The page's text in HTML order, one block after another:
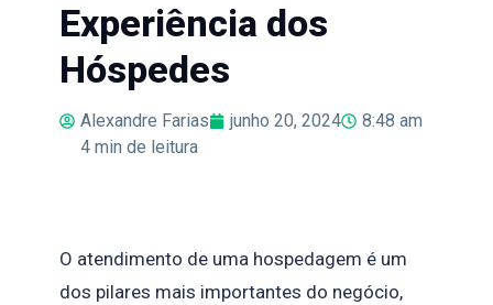
Experiência dos
Hóspedes
Alexandre Farias junho 20, 2024
8:48 am
4 min de leitura
O atendimento de uma hospedagem é um
dos pilares mais importantes do negócio,